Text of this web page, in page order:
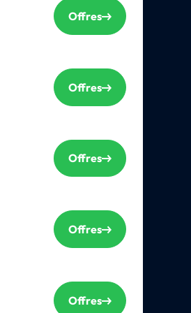
Offres
Offres
Offres
Offres
Offres